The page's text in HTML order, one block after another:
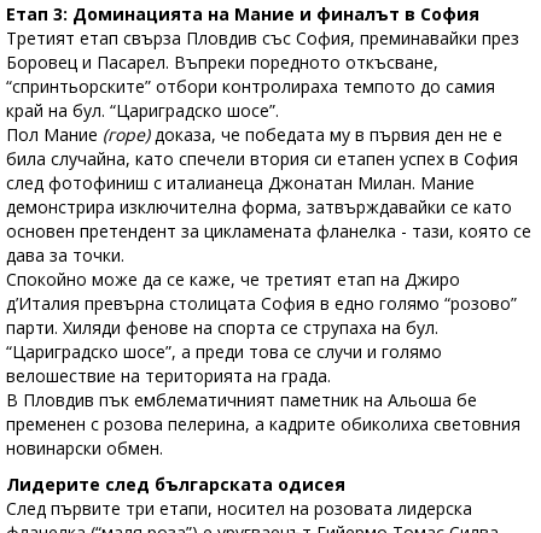
Етап 3: Доминацията на Мание и финалът в София
Третият етап свърза Пловдив със София, преминавайки през
Боровец и Пасарел. Въпреки поредното откъсване,
“спринтьорските” отбори контролираха темпото до самия
край на бул. “Цариградско шосе”.
Пол Мание (горе)доказа, че победата му в първия ден не е
била случайна, като спечели втория си етапен успех в София
след фотофиниш с италианеца Джонатан Милан. Мание
демонстрира изключителна форма, затвърждавайки се като
основен претендент за цикламената фланелка - тази, която се
дава за точки.
Спокойно може да се каже, че третият етап на Джиро
д’Италия превърна столицата София в едно голямо “розово”
парти. Хиляди фенове на спорта се струпаха на бул.
“Цариградско шосе”, а преди това се случи и голямо
велошествие на територията на града.
В Пловдив пък емблематичният паметник на Альоша бе
пременен с розова пелерина, а кадрите обиколиха световния
новинарски обмен.
Лидерите след българската одисея
След първите три етапи, носител на розовата лидерска